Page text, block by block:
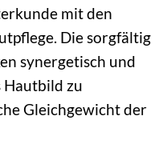
mit den
Die sorgfältig
synergetisch und
Hautbild zu
Gleichgewicht der